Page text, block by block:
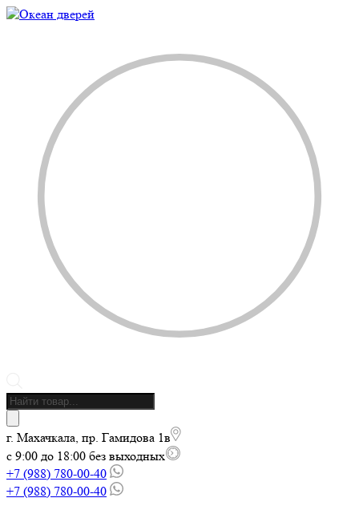
Поиск
товаров
г. Махачкала, пр. Гамидова 1в
с 9:00 до 18:00 без выходных
+7 (988) 780-00-40
+7 (988) 780-00-40